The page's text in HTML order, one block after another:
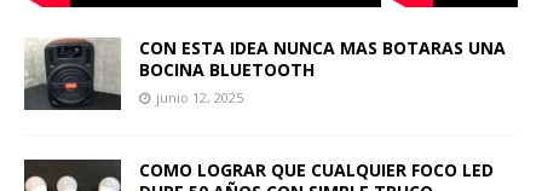
CON ESTA IDEA NUNCA MAS BOTARAS UNA
BOCINA BLUETOOTH
junio 12, 2025
COMO LOGRAR QUE CUALQUIER FOCO LED